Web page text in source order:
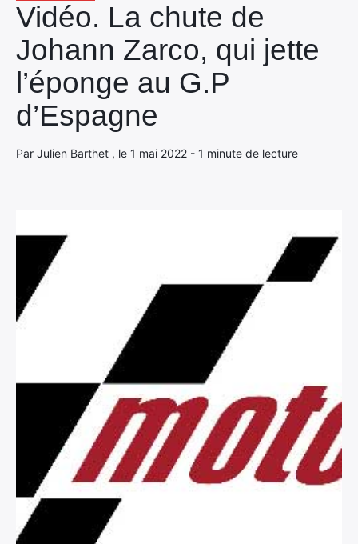
Vidéo. La chute de
Johann Zarco, qui jette
l’éponge au G.P
d’Espagne
Par Julien Barthet , le 1 mai 2022 - 1 minute de lecture